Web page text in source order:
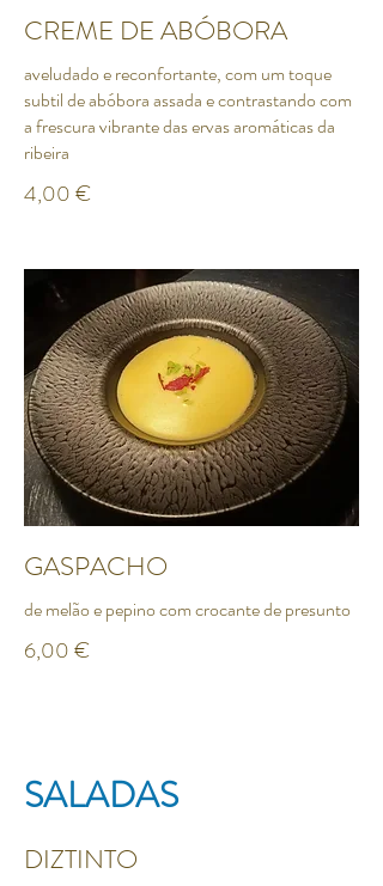
CREME DE ABÓBORA
aveludado e reconfortante, com um toque
subtil de abóbora assada e contrastando com
a frescura vibrante das ervas aromáticas da
4,00 €
GASPACHO
de melão e pepino com crocante de presunto
6,00 €
SALADAS
DIZTINTO